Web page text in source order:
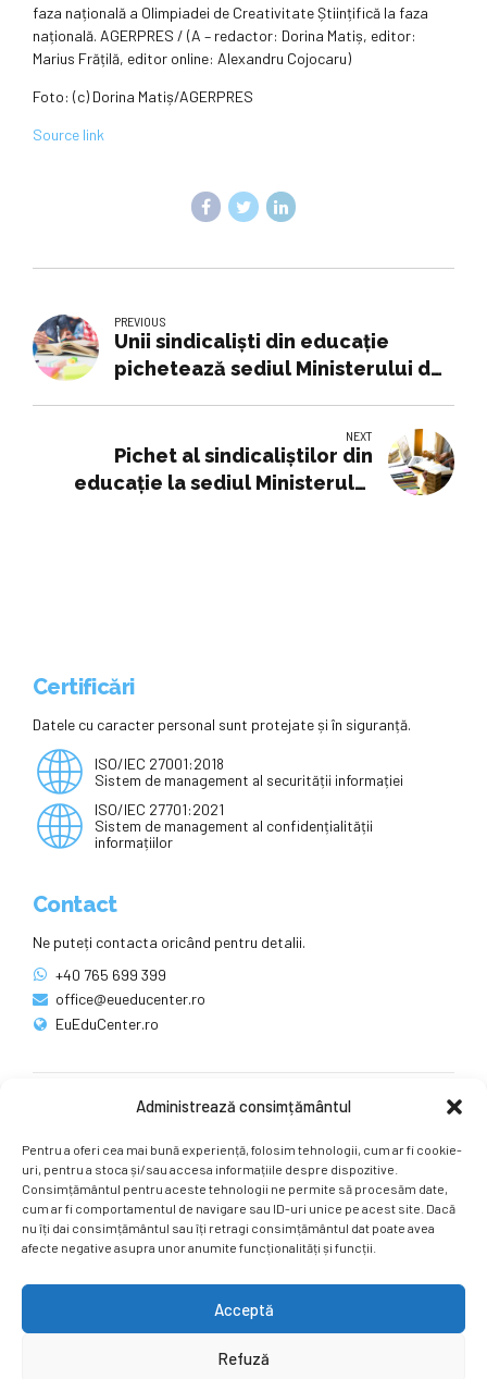
Administrează consimțământul
Pentru a oferi cea mai bună experiență, folosim tehnologii, cum ar fi cookie-
uri, pentru a stoca și/sau accesa informațiile despre dispozitive.
Consimțământul pentru aceste tehnologii ne permite să procesăm date,
cum ar fi comportamentul de navigare sau ID-uri unice pe acest site. Dacă
nu îți dai consimțământul sau îți retragi consimțământul dat poate avea
afecte negative asupra unor anumite funcționalități și funcții.
Acceptă
Refuză
faza națională a Olimpiadei de Creativitate Științifică la faza
națională. AGERPRES / (A – redactor: Dorina Matiș, editor:
Marius Frățilă, editor online: Alexandru Cojocaru)
Foto: (c) Dorina Matiș/AGERPRES
Source link
PREVIOUS
Unii sindicalişti din educaţie
pichetează sediul Ministerului de
NEXT
Pichet al sindicaliștilor din
educație la sediul Ministerului
Certificări
Datele cu caracter personal sunt protejate și în siguranță.
ISO/IEC 27001:2018
Sistem de management al securității informației
ISO/IEC 27701:2021
Sistem de management al confidențialității
informațiilor
Contact
Ne puteți contacta oricând pentru detalii.
+40 765 699 399
office@eueducenter.ro
EuEduCenter.ro
Ne puteți găsi și pe rețelele sociale.